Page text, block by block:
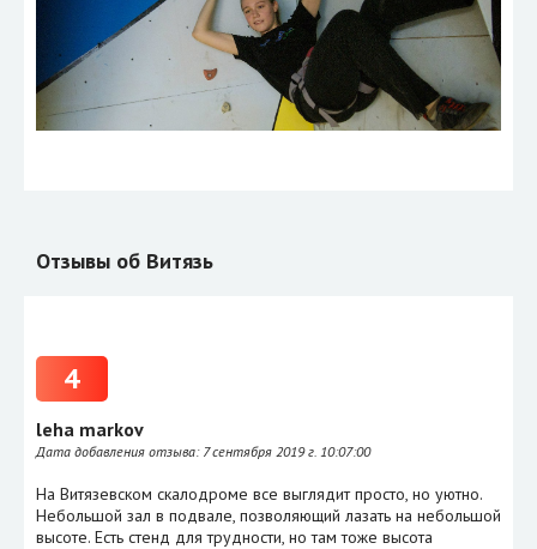
Отзывы об Витязь
leha markov
Дата добавления отзыва: 7 сентября 2019 г. 10:07:00
4
На Витязевском скалодроме все выглядит просто, но уютно.
Небольшой зал в подвале, позволяющий лазать на небольшой
высоте. Есть стенд для трудности, но там тоже высота